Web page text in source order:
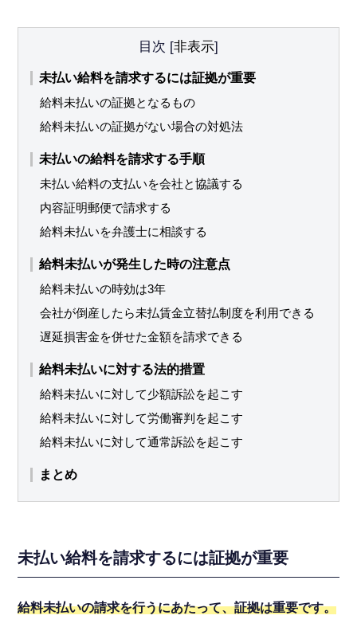
目次 [非表示]
未払い給料を請求するには証拠が重要
給料未払いの証拠となるもの
給料未払いの証拠がない場合の対処法
未払いの給料を請求する手順
未払い給料の支払いを会社と協議する
内容証明郵便で請求する
給料未払いを弁護士に相談する
給料未払いが発生した時の注意点
給料未払いの時効は3年
会社が倒産したら未払賃金立替払制度を利用できる
遅延損害金を併せた金額を請求できる
給料未払いに対する法的措置
給料未払いに対して少額訴訟を起こす
給料未払いに対して労働審判を起こす
給料未払いに対して通常訴訟を起こす
まとめ
未払い給料を請求するには証拠が重要
給料未払いの請求を行うにあたって、証拠は重要です。